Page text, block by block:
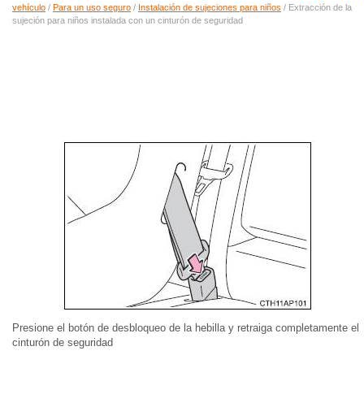
vehículo / Para un uso seguro / Instalación de sujeciones para niños / Extracción de la
sujeción para niños instalada con un cinturón de seguridad
Presione el botón de desbloqueo de la hebilla y retraiga completamente el
cinturón de seguridad